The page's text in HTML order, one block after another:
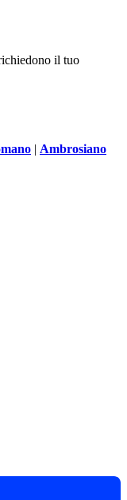
il tuo
| Ambrosiano